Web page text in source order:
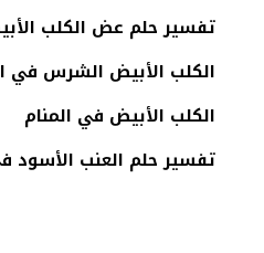
تفسير حلم عض الكلب
الكلب الأبيض الشرس في
الكلب الأبيض في المنام
تفسير حلم العنب الأسود